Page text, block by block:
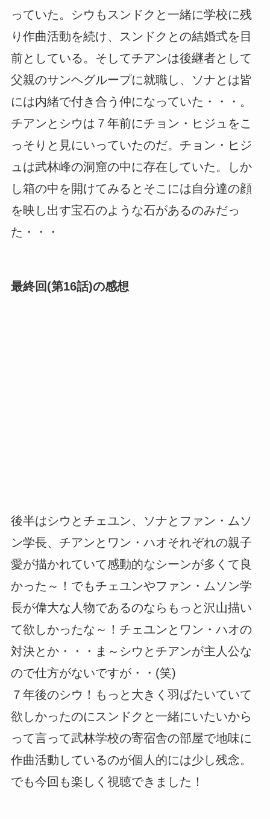
っていた。シウもスンドクと一緒に学校に残
り作曲活動を続け、スンドクとの結婚式を目
前としている。そしてチアンは後継者として
父親のサンヘグループに就職し、ソナとは皆
には内緒で付き合う仲になっていた・・・。
チアンとシウは７年前にチョン・ヒジュをこ
っそりと見にいっていたのだ。チョン・ヒジ
ュは武林峰の洞窟の中に存在していた。しか
し箱の中を開けてみるとそこには自分達の顔
を映し出す宝石のような石があるのみだっ
た・・・
最終回(第16話)の感想
後半はシウとチェユン、ソナとファン・ムソ
ン学長、チアンとワン・ハオそれぞれの親子
愛が描かれていて感動的なシーンが多くて良
かった～！でもチェユンやファン・ムソン学
長が偉大な人物であるのならもっと沢山描い
て欲しかったな～！チェユンとワン・ハオの
対決とか・・・ま～シウとチアンが主人公な
ので仕方がないですが・・(笑)
７年後のシウ！もっと大きく羽ばたいていて
欲しかったのにスンドクと一緒にいたいから
って言って武林学校の寄宿舎の部屋で地味に
作曲活動しているのが個人的には少し残念。
でも今回も楽しく視聴できました！